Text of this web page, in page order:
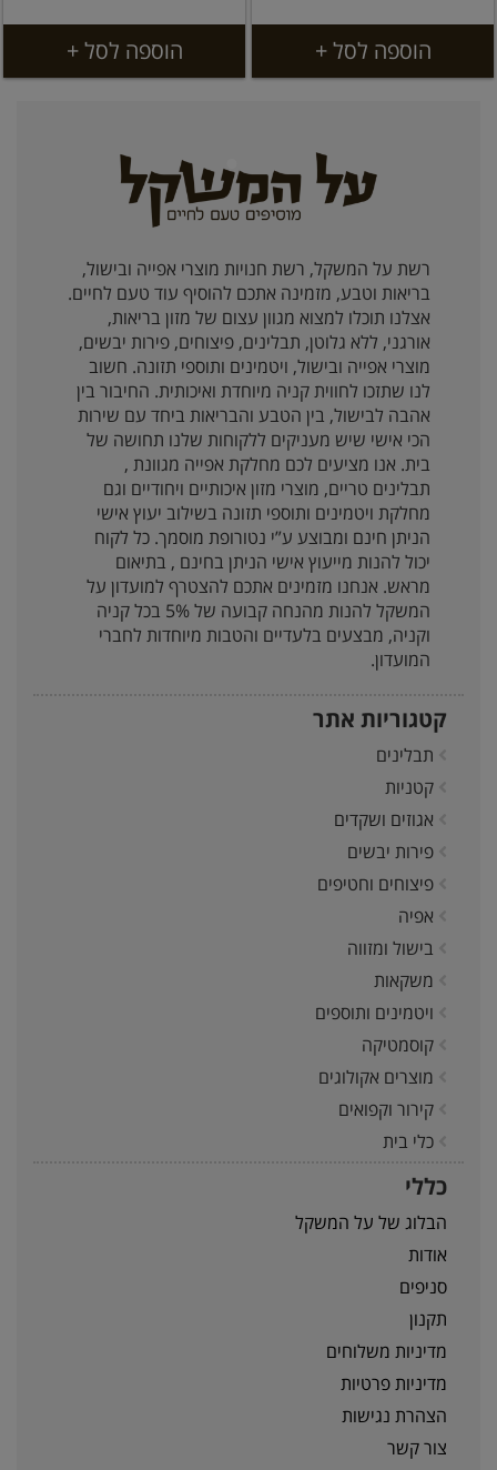
הוספה לסל + הוספה לסל +
רשת על המשקל, רשת חנויות מוצרי אפייה ובישול,
בריאות וטבע, מזמינה אתכם להוסיף עוד טעם לחיים.
אצלנו תוכלו למצוא מגוון עצום של מזון בריאות,
אורגני, ללא גלוטן, תבלינים, פיצוחים, פירות יבשים,
מוצרי אפייה ובישול, ויטמינים ותוספי תזונה. חשוב
לנו שתזכו לחווית קניה מיוחדת ואיכותית. החיבור בין
אהבה לבישול, בין הטבע והבריאות ביחד עם שירות
הכי אישי שיש מעניקים ללקוחות שלנו תחושה של
בית. אנו מציעים לכם מחלקת אפייה מגוונת ,
תבלינים טריים, מוצרי מזון איכותיים ויחודיים וגם
מחלקת ויטמינים ותוספי תזונה בשילוב יעוץ אישי
הניתן חינם ומבוצע ע”י נטורופת מוסמך. כל לקוח
יכול להנות מייעוץ אישי הניתן בחינם , בתיאום
מראש. אנחנו מזמינים אתכם להצטרף למועדון על
המשקל להנות מהנחה קבועה של 5% בכל קניה
וקניה, מבצעים בלעדיים והטבות מיוחדות לחברי
המועדון.
קטגוריות אתר
תבלינים
קטניות
אגוזים ושקדים
פירות יבשים
פיצוחים וחטיפים
אפיה
בישול ומזווה
משקאות
ויטמינים ותוספים
קוסמטיקה
מוצרים אקולוגים
קירור וקפואים
כלי בית
כללי
הבלוג של על המשקל
אודות
סניפים
תקנון
מדיניות משלוחים
מדיניות פרטיות
הצהרת נגישות
צור קשר